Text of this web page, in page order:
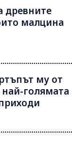
древните
малцина
му от
голямата